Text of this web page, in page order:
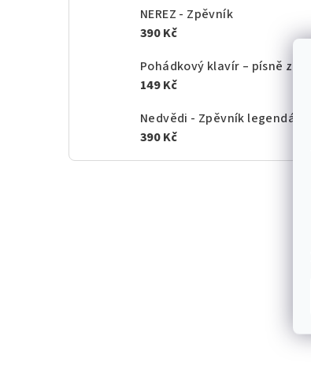
NEREZ - Zpěvník
390 Kč
149 Kč
390 Kč